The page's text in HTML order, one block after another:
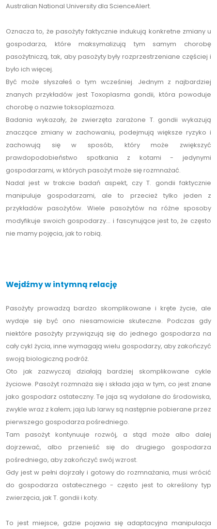
Australian National University dla ScienceAlert.
Oznacza to, że pasożyty faktycznie indukują konkretne zmiany u
gospodarza, które maksymalizują tym samym chorobę
pasożytniczą, tak, aby pasożyty były rozprzestrzeniane częściej i
było ich więcej.
Być może słyszałeś o tym wcześniej. Jednym z najbardziej
znanych przykładów jest Toxoplasma gondii, która powoduje
chorobę o nazwie toksoplazmoza.
Badania wykazały, że zwierzęta zarażone T. gondii wykazują
znaczące zmiany w zachowaniu, podejmują większe ryzyko i
zachowują się w sposób, który może zwiększyć
prawdopodobieństwo spotkania z kotami - jedynymi
gospodarzami, w których pasożyt może się rozmnażać.
Nadal jest w trakcie badań aspekt, czy T. gondii faktycznie
manipuluje gospodarzami, ale to przecież tylko jeden z
przykładów pasożytów. Wiele pasożytów na różne sposoby
modyfikuje swoich gospodarzy... i fascynujące jest to, że często
nie mamy pojęcia, jak to robią.
Wejdźmy w intymną relację
Pasożyty prowadzą bardzo skomplikowane i kręte życie, ale
wydaje się być ono niesamowicie skuteczne. Podczas gdy
niektóre pasożyty przywiązują się do jednego gospodarza na
cały cykl życia, inne wymagają wielu gospodarzy, aby zakończyć
swoją biologiczną podróż.
Oto jak zazwyczaj działają bardziej skomplikowane cykle
życiowe. Pasożyt rozmnaża się i składa jaja w tym, co jest znane
jako gospodarz ostateczny. Te jaja są wydalane do środowiska,
zwykle wraz z kałem; jaja lub larwy są następnie pobierane przez
pierwszego gospodarza pośredniego.
Tam pasożyt kontynuuje rozwój, a stąd może albo dalej
dojrzewać, albo przenieść się do drugiego gospodarza
pośredniego, aby zakończyć swój wzrost.
Gdy jest w pełni dojrzały i gotowy do rozmnażania, musi wrócić
do gospodarza ostatecznego - często jest to określony typ
zwierzęcia, jak T. gondii i koty.
To jest miejsce, gdzie pojawia się adaptacyjna manipulacja